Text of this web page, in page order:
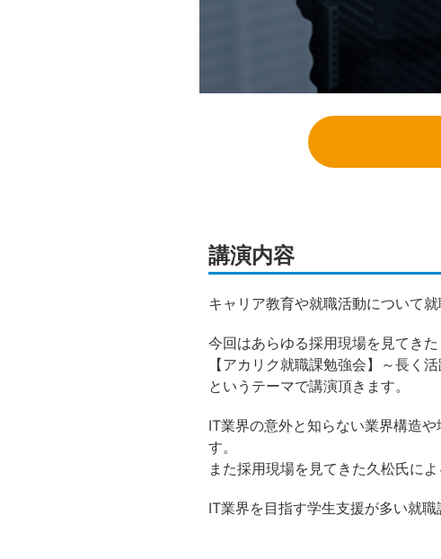
講演内容
キャリア教育や就職活動について
今回はあらゆる採用現場を見てき
【アカリク就職課勉強会】～長く
というテーマで講演頂きます。
IT業界の意外と知らない業界構造
す。
また採用現場を見てきた久松氏に
IT業界を目指す学生支援が多い就職